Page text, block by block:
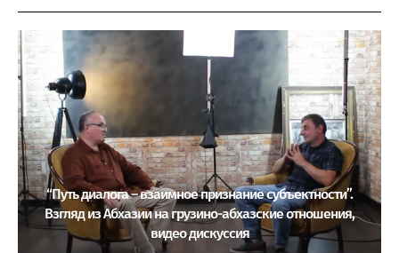
“Путь диалога – взаимное признание субъектности”.
Взгляд из Абхазии на грузино-абхазские отношения,
видео дискуссия